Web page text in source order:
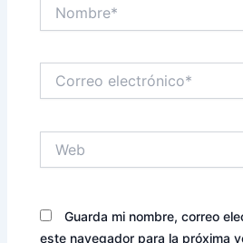
electrónico*
Guarda mi nombre, correo
este navegador para la próxima